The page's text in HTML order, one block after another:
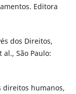
Editora
dos Direitos,
São Paulo:
direitos humanos,